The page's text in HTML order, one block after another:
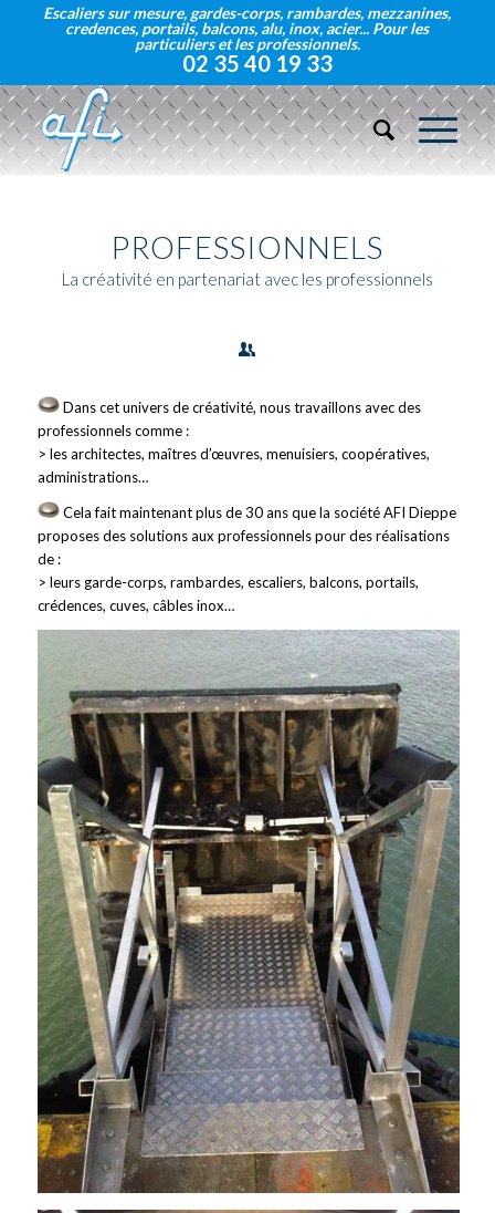
Escaliers sur mesure, gardes-corps, rambardes, mezzanines,
credences, portails, balcons, alu, inox, acier... Pour les
particuliers et les professionnels.
02 35 40 19 33
PROFESSIONNELS
La créativité en partenariat avec les professionnels
Dans cet univers de créativité, nous travaillons avec des
professionnels comme :
> les architectes, maîtres d’œuvres, menuisiers, coopératives,
administrations…
Cela fait maintenant plus de 30 ans que la société AFI Dieppe
proposes des solutions aux professionnels pour des réalisations
de :
> leurs garde-corps, rambardes, escaliers, balcons, portails,
crédences, cuves, câbles inox…